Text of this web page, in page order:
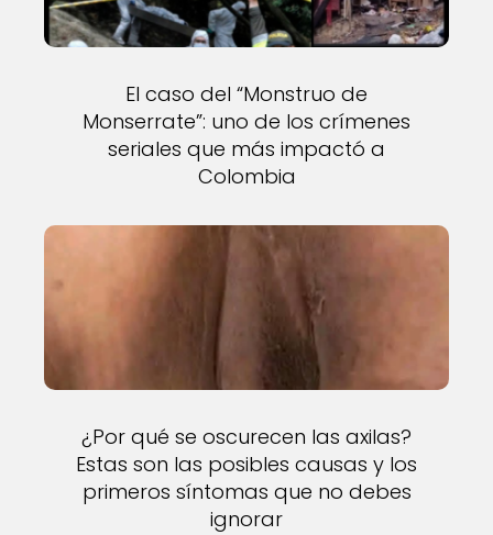
El caso del “Monstruo de
Monserrate”: uno de los crímenes
seriales que más impactó a
Colombia
¿Por qué se oscurecen las axilas?
Estas son las posibles causas y los
primeros síntomas que no debes
ignorar